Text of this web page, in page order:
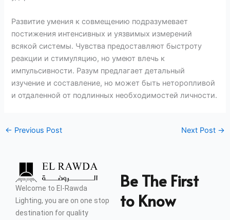
Развитие умения к совмещению подразумевает
постижения интенсивных и уязвимых измерений
всякой системы. Чувства предоставляют быстроту
реакции и стимуляцию, но умеют влечь к
импульсивности. Разум предлагает детальный
изучение и составление, но может быть неторопливой
и отдаленной от подлинных необходимостей личности.
← Previous Post Next Post →
Welcome to El-Rawda
Lighting, you are on one stop
destination for quality
Be The First
to Know